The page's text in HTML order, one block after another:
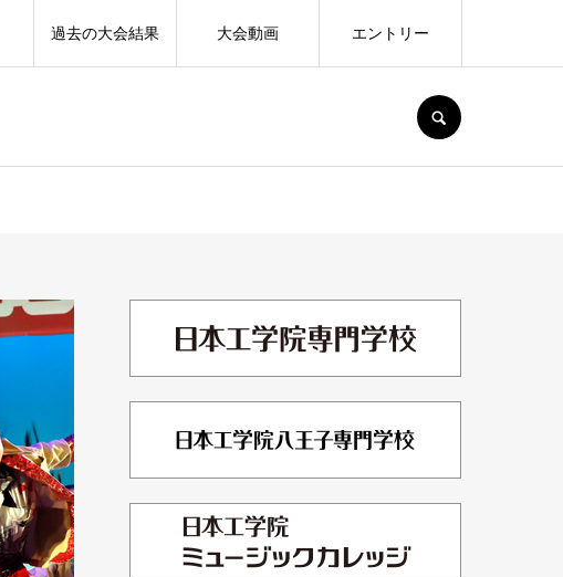
過去の大会結果 大会動画 エントリー